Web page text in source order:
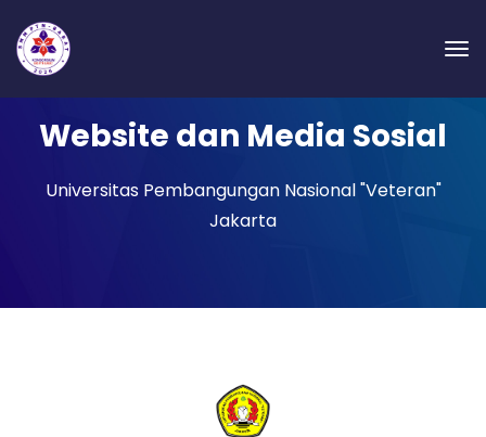
Website dan Media Sosial
Universitas Pembangungan Nasional "Veteran"
Jakarta